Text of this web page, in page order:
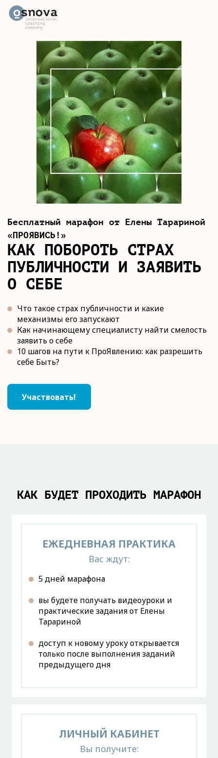
Бесплатный марафон от Елены Тарариной
«ПРОЯВИСЬ!»
КАК ПОБОРОТЬ СТРАХ
ПУБЛИЧНОСТИ И ЗАЯВИТЬ
О СЕБЕ
Что такое страх публичности и какие
механизмы его запускают
Как начинающему специалисту найти смелость
заявить о себе
10 шагов на пути к ПроЯвлению: как разрешить
себе Быть?
Участвовать!
КАК БУДЕТ ПРОХОДИТЬ МАРАФОН
ЕЖЕДНЕВНАЯ ПРАКТИКА
Вас ждут:
5 дней марафона
вы будете получать видеоуроки и
практические задания от Елены
Тарариной
доступ к новому уроку открывается
только после выполнения заданий
предыдущего дня
ЛИЧНЫЙ КАБИНЕТ
Вы получите: